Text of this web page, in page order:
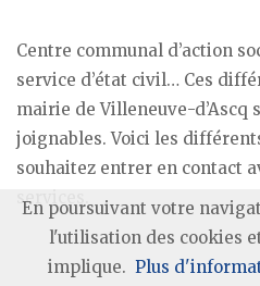
Centre communal d’action
service d’état civil… Ces
mairie de Villeneuve-d’Ascq
joignables. Voici les
souhaitez entrer en contact
services.
En poursuivant votre
l'utilisation des cookies
implique. Plus